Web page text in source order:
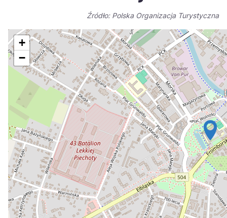
Italiano
Nederlands 日本
Português
Suomi
Україна
Zamknij
Źródło: Polska Organizacja Turystyczna
+
−